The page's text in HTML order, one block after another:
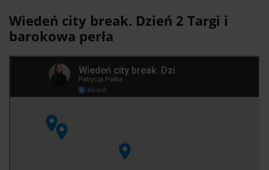
Wiedeń city break. Dzień 2 Targi i
barokowa perła